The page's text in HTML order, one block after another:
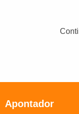
Apontador